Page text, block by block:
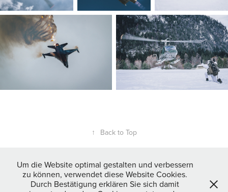
↑ Back to Top
Um die Website optimal gestalten und verbessern
zu können, verwendet diese Website Cookies.
Durch Bestätigung erklären Sie sich damit